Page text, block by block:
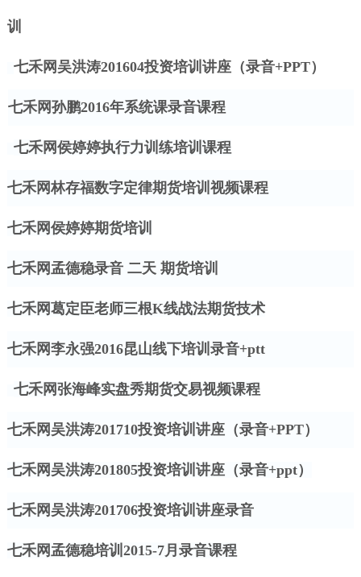
训
七禾网吴洪涛201604投资培训讲座（录音+PPT）
七禾网孙鹏2016年系统课录音课程
七禾网侯婷婷执行力训练培训课程
七禾网林存福数字定律期货培训视频课程
七禾网侯婷婷期货培训
七禾网孟德稳录音 二天 期货培训
七禾网葛定臣老师三根K线战法期货技术
七禾网李永强2016昆山线下培训录音+ptt
七禾网张海峰实盘秀期货交易视频课程
七禾网吴洪涛201710投资培训讲座（录音+PPT）
七禾网吴洪涛201805投资培训讲座（录音+ppt）
七禾网吴洪涛201706投资培训讲座录音
七禾网孟德稳培训 2015-7月录音课程